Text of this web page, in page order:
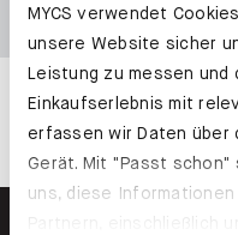
MYCS verwendet
unsere Website sicher
Leistung zu messen
Einkaufserlebnis mit
erfassen wir Daten über
Gerät. Mit "Passt schon"
uns, diese